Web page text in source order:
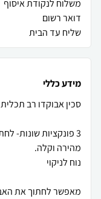
משלוח לנקודת איסוף
דואר רשום
שליח עד הבית
מידע כללי
3 פונקציות שונות-
מאפשר לחתוך את